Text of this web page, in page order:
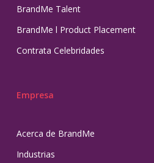
BrandMe Talent
BrandMe l Product Placement
Contrata Celebridades
Empresa
Acerca de BrandMe
Industrias